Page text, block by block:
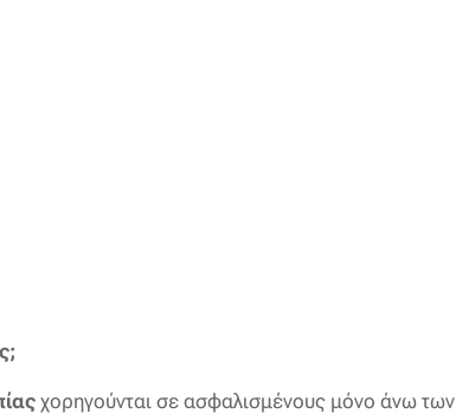
χορηγούνται σε ασφαλισμένους μόνο άνω των